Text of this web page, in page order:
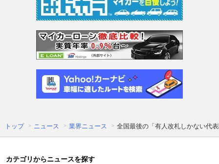
トップ ニュース 業界ニュース 全国最後の「有人改札しかない代
カテゴリからニュースを探す